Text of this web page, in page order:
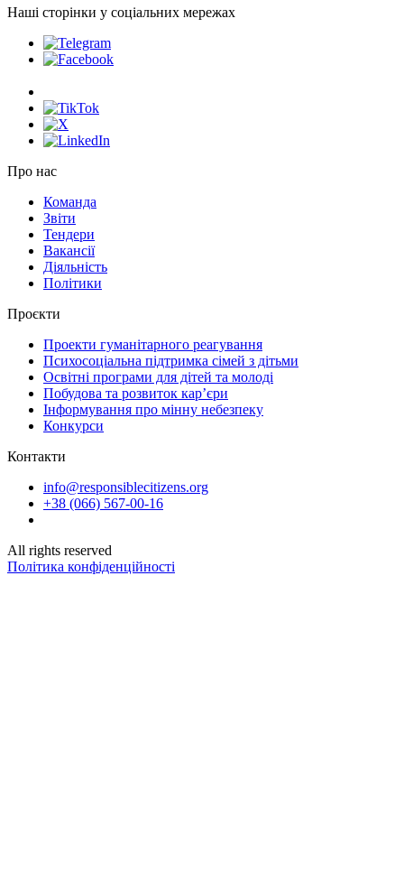
Наші сторінки у соціальних мережах
Про нас
Команда
Звіти
Тендери
Вакансії
Діяльність
Політики
Проєкти
Проекти гуманітарного реагування
Психосоціальна підтримка сімей з дітьми
Освітні програми для дітей та молоді
Побудова та розвиток кар’єри
Інформування про мінну небезпеку
Конкурси
Контакти
info@responsiblecitizens.org
+38 (066) 567-00-16
All rights reserved
Політика конфіденційності